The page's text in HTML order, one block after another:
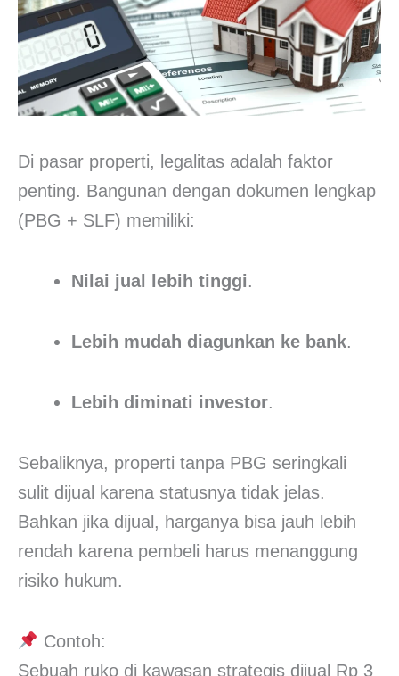
Di pasar properti, legalitas adalah faktor
penting. Bangunan dengan dokumen lengkap
(PBG + SLF) memiliki:
Nilai jual lebih tinggi.
Lebih mudah diagunkan ke bank.
Lebih diminati investor.
Sebaliknya, properti tanpa PBG seringkali
sulit dijual karena statusnya tidak jelas.
Bahkan jika dijual, harganya bisa jauh lebih
rendah karena pembeli harus menanggung
risiko hukum.
Contoh:
Sebuah ruko di kawasan strategis dijual Rp 3